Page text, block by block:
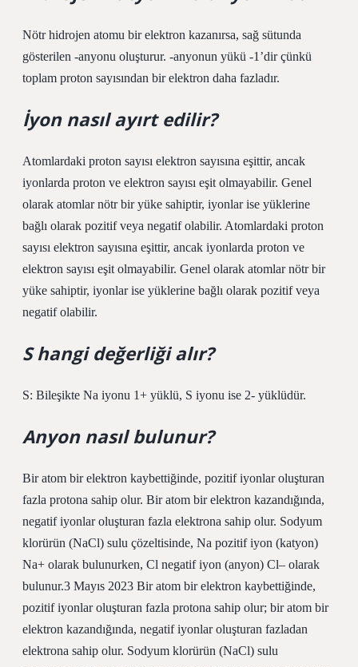
Nötr hidrojen atomu bir elektron kazanırsa, sağ sütunda
gösterilen ‍-anyonu oluşturur. ‍-anyonun yükü -1’dir çünkü
toplam proton sayısından bir elektron daha fazladır.
İyon nasıl ayırt edilir?
Atomlardaki proton sayısı elektron sayısına eşittir, ancak
iyonlarda proton ve elektron sayısı eşit olmayabilir. Genel
olarak atomlar nötr bir yüke sahiptir, iyonlar ise yüklerine
bağlı olarak pozitif veya negatif olabilir. Atomlardaki proton
sayısı elektron sayısına eşittir, ancak iyonlarda proton ve
elektron sayısı eşit olmayabilir. Genel olarak atomlar nötr bir
yüke sahiptir, iyonlar ise yüklerine bağlı olarak pozitif veya
negatif olabilir.
S hangi değerliği alır?
S: Bileşikte Na iyonu 1+ yüklü, S iyonu ise 2- yüklüdür.
Anyon nasıl bulunur?
Bir atom bir elektron kaybettiğinde, pozitif iyonlar oluşturan
fazla protona sahip olur. Bir atom bir elektron kazandığında,
negatif iyonlar oluşturan fazla elektrona sahip olur. Sodyum
klorürün (NaCl) sulu çözeltisinde, Na pozitif iyon (katyon)
Na+ olarak bulunurken, Cl negatif iyon (anyon) Cl– olarak
bulunur.3 Mayıs 2023 Bir atom bir elektron kaybettiğinde,
pozitif iyonlar oluşturan fazla protona sahip olur; bir atom bir
elektron kazandığında, negatif iyonlar oluşturan fazladan
elektrona sahip olur. Sodyum klorürün (NaCl) sulu